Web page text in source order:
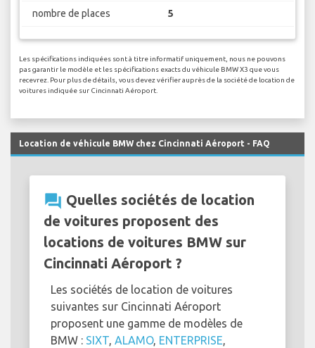
nombre de places 5
Les spécifications indiquées sont à titre informatif uniquement, nous ne pouvons
pas garantir le modèle et les spécifications exacts du véhicule BMW X3 que vous
recevrez. Pour plus de détails, vous devez vérifier auprès de la société de location de
voitures indiquée sur Cincinnati Aéroport.
Location de véhicule BMW chez Cincinnati Aéroport - FAQ
question_answer Quelles sociétés de location
de voitures proposent des
locations de voitures BMW sur
Cincinnati Aéroport ?
Les sociétés de location de voitures
suivantes sur Cincinnati Aéroport
proposent une gamme de modèles de
BMW : SIXT, ALAMO, ENTERPRISE,